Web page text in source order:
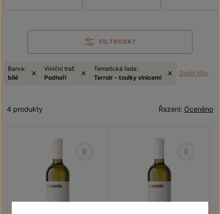
FILTROVAT
Barva:
bílé
Viniční trať:
Podhoří
Tematická řada:
Terroir - toulky vinicemi
Zrušit filtry
Oceněno
Řazení:
4 produkty